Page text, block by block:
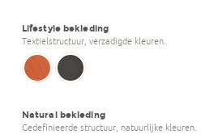
Lifestyle bekleding
Textielstructuur, verzadigde kleuren.
Natural bekleding
Gedefinieerde structuur, natuurlijke kleuren.